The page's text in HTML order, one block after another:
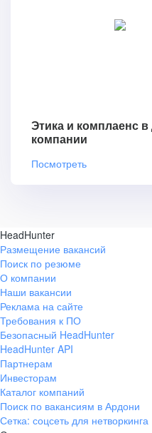
Этика и комплаенс в
компании
Посмотреть
HeadHunter
Размещение вакансий
Поиск по резюме
О компании
Наши вакансии
Реклама на сайте
Требования к ПО
Безопасный HeadHunter
HeadHunter API
Партнерам
Инвесторам
Каталог компаний
Поиск по вакансиям в Ардони
Сетка: соцсеть для нетворкинга